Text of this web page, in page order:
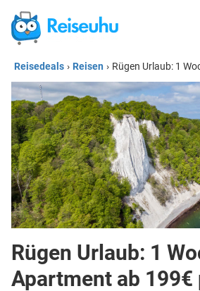
REISEDEALS
GUTSCHEINE
KREDITKARTEN
ESIM
REISEBLOG
Reisedeals › Reisen › Rügen Urlaub: 1
Rügen Urlaub: 1
Apartment ab 199€